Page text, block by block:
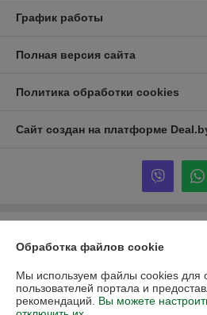
График работы
Полная версия сайта
Политика обработки cookies
Сайт создан на платформе
220118, г. Минск, ул. Кабушкина, 34, пом.
Регистрационный номер ЕГР: 193966842
Обработка файлов cookie
Мы используем файлы cookies для
пользователей портала и
рекомендаций. Вы можете